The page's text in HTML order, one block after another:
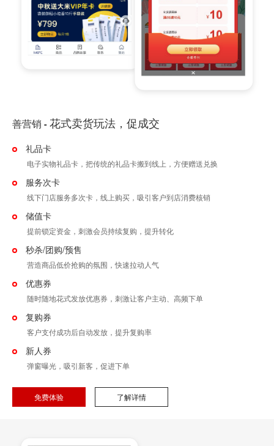
善营销 - 花式卖货玩法，促成交
礼品卡
电子实物礼品卡，把传统的礼品卡搬到线上，方便赠送兑换
服务次卡
线下门店服务多次卡，线上购买，吸引客户到店消费核销
储值卡
提前锁定资金，刺激会员持续复购，提升转化
秒杀/团购/预售
营造商品低价抢购的氛围，快速拉动人气
优惠券
随时随地花式发放优惠券，刺激让客户主动、高频下单
复购券
客户支付成功后自动发放，提升复购率
新人券
弹窗曝光，吸引新客，促进下单
免费体验 了解详情